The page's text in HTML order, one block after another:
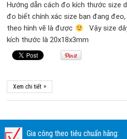
Hướng dẫn cách đo kích thước size
đo biết chính xác size bạn đang
theo hình vẽ là được
Vậy size
kích thước là 20x18x3mm
Xem chi tiết »
Gia công theo tiêu chuẩn hãng: